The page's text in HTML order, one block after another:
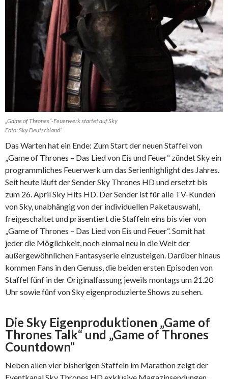
„Game of Thrones“-Feuerwerk startet auf Sky
Foto: Sky Deutschland“
Das Warten hat ein Ende: Zum Start der neuen Staffel von
„Game of Thrones – Das Lied von Eis und Feuer“ zündet Sky ein
programmliches Feuerwerk um das Serienhighlight des Jahres.
Seit heute läuft der Sender Sky Thrones HD und ersetzt bis
zum 26. April Sky Hits HD. Der Sender ist für alle TV-Kunden
von Sky, unabhängig von der individuellen Paketauswahl,
freigeschaltet und präsentiert die Staffeln eins bis vier von
„Game of Thrones – Das Lied von Eis und Feuer“. Somit hat
jeder die Möglichkeit, noch einmal neu in die Welt der
außergewöhnlichen Fantasyserie einzusteigen. Darüber hinaus
kommen Fans in den Genuss, die beiden ersten Episoden von
Staffel fünf in der Originalfassung jeweils montags um 21.20
Uhr sowie fünf von Sky eigenproduzierte Shows zu sehen.
Die Sky Eigenproduktionen „Game of
Thrones Talk“ und „Game of Thrones
Countdown“
Neben allen vier bisherigen Staffeln im Marathon zeigt der